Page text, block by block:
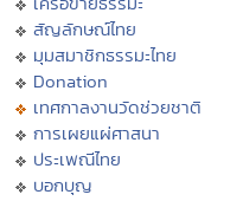
สัญลักษณ์ไทย
มุมสมาชิกธรรมะไทย
Donation
เทศกาลงานวัดช่วยชาติ
การเผยแผ่ศาสนา
ประเพณีไทย
บอกบุญ